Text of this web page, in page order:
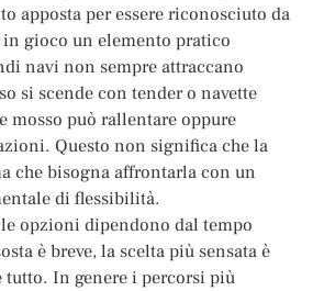
apposta per essere riconosciuto da
gioco un elemento pratico
navi non sempre attraccano
si scende con tender o navette
mosso può rallentare oppure
Questo non significa che la
che bisogna affrontarla con un
di flessibilità.
opzioni dipendono dal tempo
è breve, la scelta più sensata è
tutto. In genere i percorsi più